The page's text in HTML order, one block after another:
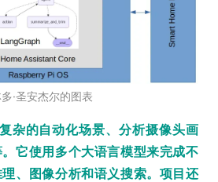
·圣安杰尔的图表
杂的自动化场景、分析摄像头画
它使用多个大语言模型来完成不
、图像分析和语义搜索。项目还